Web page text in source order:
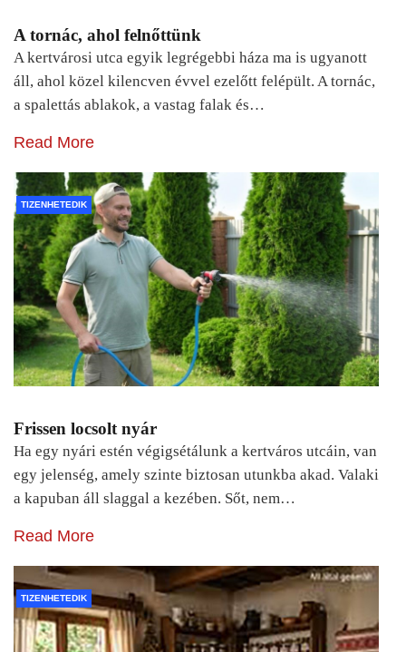
A tornác, ahol felnőttünk
A kertvárosi utca egyik legrégebbi háza ma is ugyanott
áll, ahol közel kilencven évvel ezelőtt felépült. A tornác,
a spalettás ablakok, a vastag falak és…
Read More
TIZENHETEDIK
Frissen locsolt nyár
Ha egy nyári estén végigsétálunk a kertváros utcáin, van
egy jelenség, amely szinte biztosan utunkba akad. Valaki
a kapuban áll slaggal a kezében. Sőt, nem…
Read More
TIZENHETEDIK